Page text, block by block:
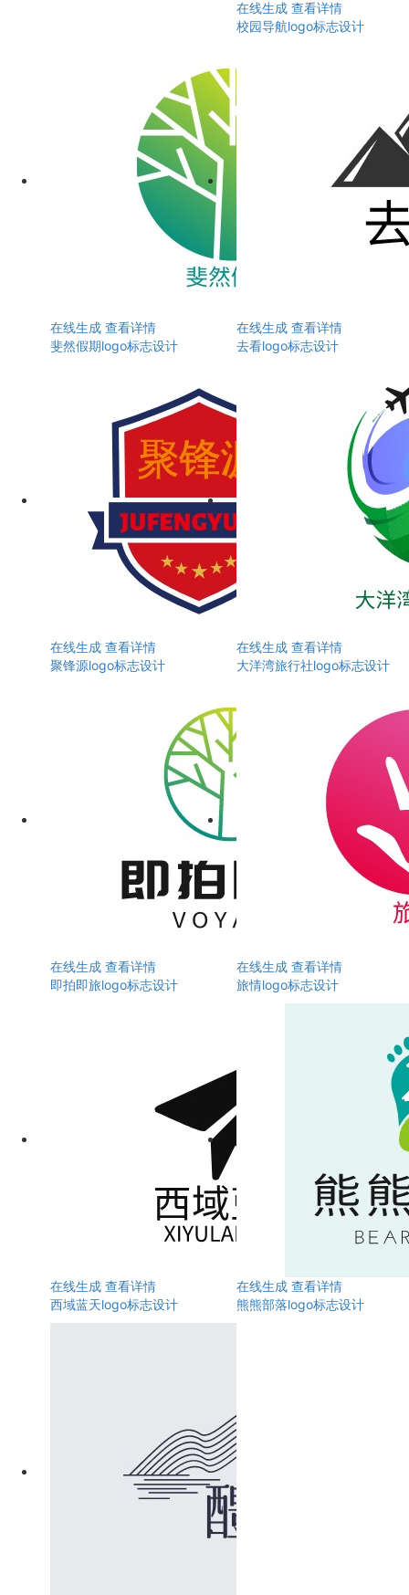
在线生成 查看详情
校园导航logo标志设计
在线生成 查看详情
斐然假期logo标志设计
在线生成 查看详情
去看logo标志设计
在线生成 查看详情
聚锋源logo标志设计
在线生成 查看详情
大洋湾旅行社logo标志设计
在线生成 查看详情
即拍即旅logo标志设计
在线生成 查看详情
旅情logo标志设计
在线生成 查看详情
西域蓝天logo标志设计
在线生成 查看详情
熊熊部落logo标志设计